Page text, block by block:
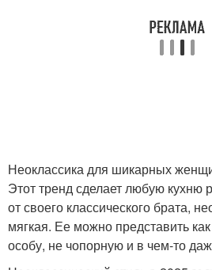
Неоклассика для шикарных
Этот тренд сделает любую кухню
от своего классического брата,
мягкая. Ее можно представить
особу, не чопорную и в чем-то